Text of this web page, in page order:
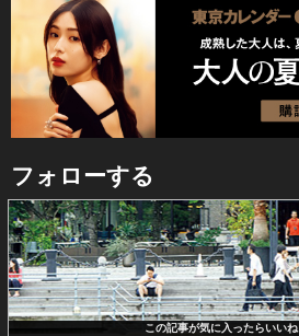
フォローする
この記事が気に入ったらいい